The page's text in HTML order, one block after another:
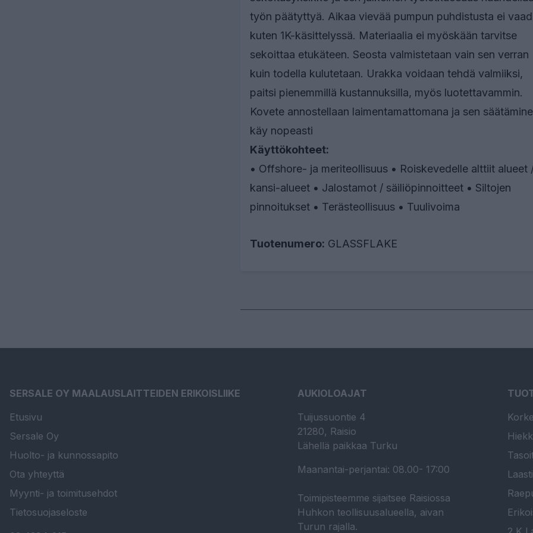
työn päätyttyä. Aikaa vievää pumpun puhdistusta ei
kuten 1K-käsittelyssä. Materiaalia ei myöskään tarvitse
sekoittaa etukäteen. Seosta valmistetaan vain sen verran
kuin todella kulutetaan. Urakka voidaan tehdä valmiiksi,
paitsi pienemmillä kustannuksilla, myös luotettavammin.
Kovete annostellaan laimentamattomana ja sen
käy nopeasti
Käyttökohteet:
• Offshore- ja meriteollisuus • Roiskevedelle alttiit alueet
kansi-alueet • Jalostamot / säiliöpinnoitteet • Siltojen
pinnoitukset • Terästeollisuus • Tuulivoima
Tuotenumero: GLASSFLAKE
SERSALE OY MAALAUSLAITTEIDEN ERIKOISLIIKE
Etusivu
Sersale Oy
Huolto- ja kunnossapito
Ota yhteyttä
Myynti- ja toimitusehdot
Tietosuojaseloste
AUKIOLOAJAT
Tuijussuontie 4
21280, Raisio
Lähellä paikkaa Turku
Maanantai-perjantai: 08.00- 17:00
Toimipisteemme sijaitsee Raisiossa
Huhkon teollisuusalueella, aivan
Turun rajalla.